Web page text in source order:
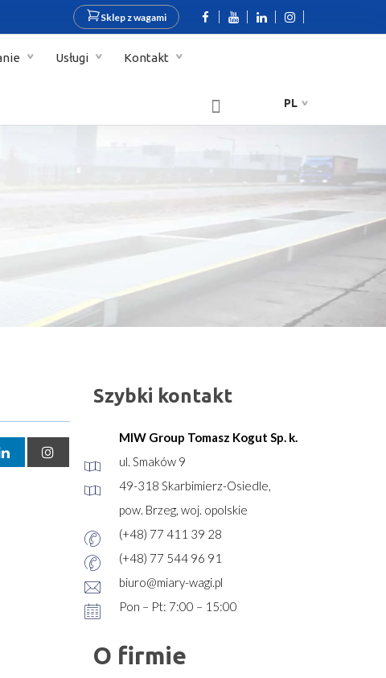
Sklep z wagami
Usługi Kontakt
PL
Szybki kontakt
MIW Group Tomasz Kogut Sp. k.
ul. Smaków 9
49-318 Skarbimierz-Osiedle,
pow. Brzeg, woj. opolskie
(+48) 77 411 39 28
(+48) 77 544 96 91
biuro@miary-wagi.pl
Pon – Pt: 7:00 – 15:00
O firmie